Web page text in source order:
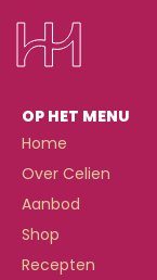
OP HET MENU
Home
Over Celien
Aanbod
Shop
Recepten